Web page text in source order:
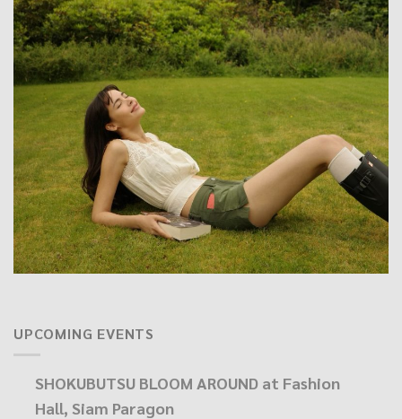
UPCOMING EVENTS
SHOKUBUTSU BLOOM AROUND at Fashion
Hall, Siam Paragon